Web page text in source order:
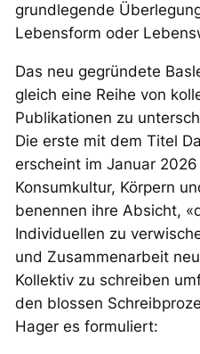
grundlegende
Lebensform oder
Das neu gegründete
gleich eine Reihe von
Publikationen zu
Die erste mit dem Titel
erscheint im Januar
Konsumkultur, Körpern
benennen ihre Absicht,
Individuellen zu
und Zusammenarbeit
Kollektiv zu schreiben
den blossen
Hager es formuliert: